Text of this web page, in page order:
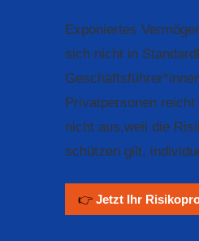
Exponiertes
sich nicht in
Privatpersonen
nicht aus,weil die
schützen gilt,
👉 Jetzt Ihr